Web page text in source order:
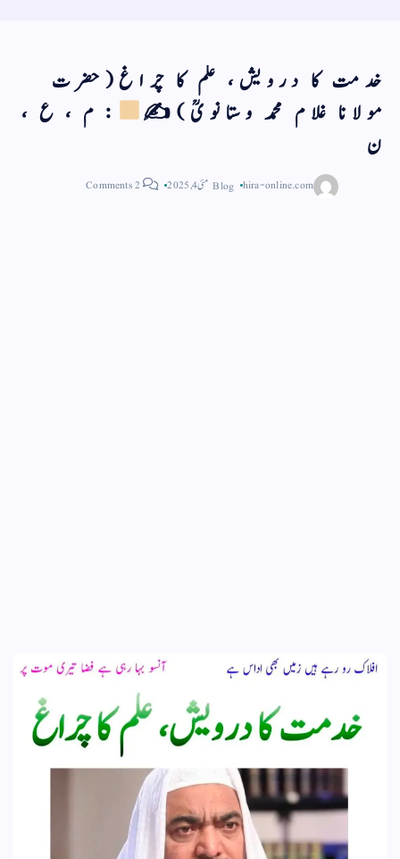
خدمت کا درویش، علم کا چراغ(حضرت
مولانا غلام محمد وستانویؒ)✍
: م ، ع ،
ن
hira-online.com
Blog مئی 4, 2025